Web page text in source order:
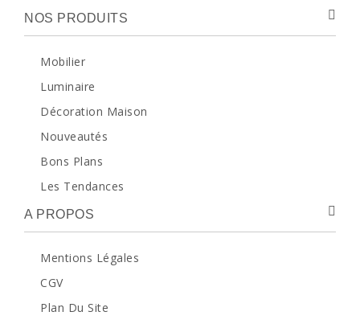
NOS PRODUITS
Mobilier
Luminaire
Décoration Maison
Nouveautés
Bons Plans
Les Tendances
A PROPOS
Mentions Légales
CGV
Plan Du Site